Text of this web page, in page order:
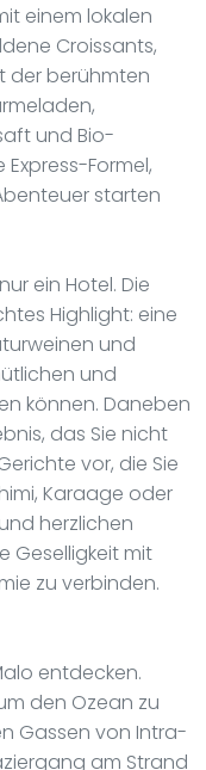
einem lokalen
Croissants,
der berühmten
und Bio-
Express-Formel,
starten
ein Hotel. Die
Highlight: eine
und
und
können. Daneben
das Sie nicht
vor, die Sie
Karaage oder
herzlichen
Geselligkeit mit
zu verbinden.
entdecken.
den Ozean zu
Gassen von Intra-
am Strand